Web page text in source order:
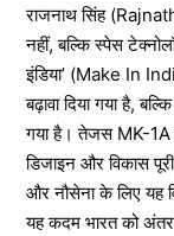
राजनाथ सिंह (Rajnath
नहीं, बल्कि स्पेस
इंडिया’ (Make In
बढ़ावा दिया गया है,
गया है। तेजस MK-1A
डिजाइन और विकास
और नौसेना के लिए यह
यह कदम भारत को